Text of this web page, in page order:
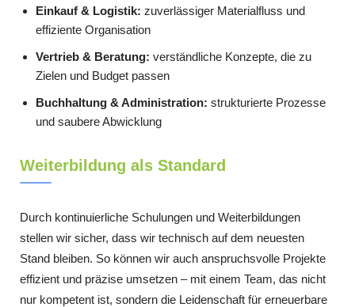
Einkauf & Logistik: zuverlässiger Materialfluss und
effiziente Organisation
Vertrieb & Beratung: verständliche Konzepte, die zu
Zielen und Budget passen
Buchhaltung & Administration: strukturierte Prozesse
und saubere Abwicklung
Weiterbildung als Standard
Durch kontinuierliche Schulungen und Weiterbildungen
stellen wir sicher, dass wir technisch auf dem neuesten
Stand bleiben. So können wir auch anspruchsvolle Projekte
effizient und präzise umsetzen – mit einem Team, das nicht
nur kompetent ist, sondern die Leidenschaft für erneuerbare